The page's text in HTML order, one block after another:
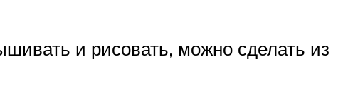
и рисовать, можно сделать из